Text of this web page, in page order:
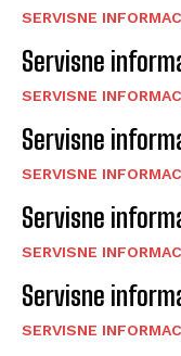
SERVISNE
Servisne
SERVISNE
Servisne
SERVISNE
Servisne
SERVISNE
Servisne
SERVISNE